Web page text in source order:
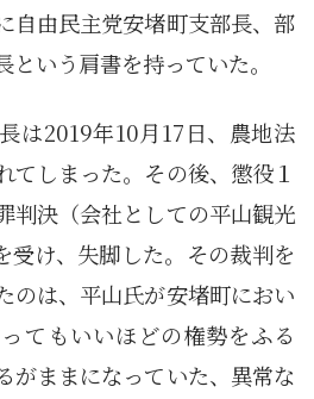
自由民主党安堵町支部長、部
いう肩書を持っていた。
は2019年10月17日、農地法
てしまった。その後、懲役１
判決（会社としての平山観光
受け、失脚した。その裁判を
のは、平山氏が安堵町におい
てもいいほどの権勢をふる
がままになっていた、異常な